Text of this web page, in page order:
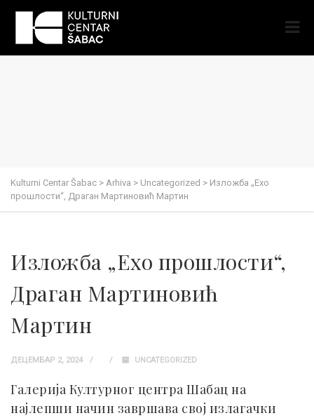
Kulturni Centar Šabac > Arhiva > Uncategorized > Изложба „Ехо
прошлости“, Драган Мартиновић Мартин
Изложба „Ехо прошлости“,
Драган Мартиновић
Мартин
ДЕЦЕМБАР 2, 2024 UNCATEGORIZED
Галерија Културног центра Шабац на
најлепши начин завршава свој излагачки